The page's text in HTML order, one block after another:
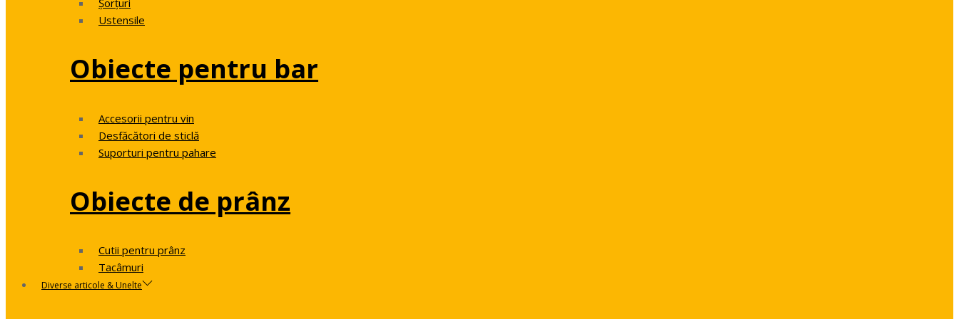
Ustensile
Obiecte pentru bar
Accesorii pentru vin
Desfăcători de sticlă
Suporturi pentru pahare
Obiecte de prânz
Cutii pentru prânz
Tacâmuri
Diverse articole & Unelte